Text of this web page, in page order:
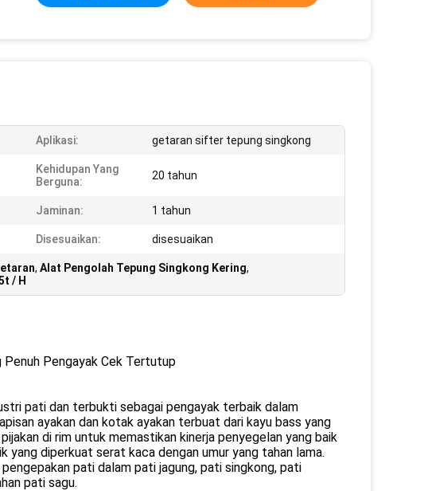
Aplikasi: getaran sifter tepung singkong
Kehidupan Yang
Berguna:
20 tahun
Jaminan: 1 tahun
Disesuaikan: disesuaikan
, Alat Pengolah Tepung Singkong Kering,
/ H
Penuh Pengayak Cek Tertutup
pati dan terbukti sebagai pengayak terbaik dalam
ayakan dan kotak ayakan terbuat dari kayu bass yang
di rim untuk memastikan kinerja penyegelan yang baik
diperkuat serat kaca dengan umur yang tahan lama.
pati dalam pati jagung, pati singkong, pati
pati sagu.